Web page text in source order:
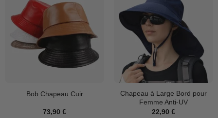
Bob Chapeau Cuir
73,90 €
Chapeau à Large Bord pour
Femme Anti-UV
22,90 €